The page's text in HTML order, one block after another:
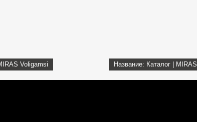
Voligamsi Название: Каталог | MIRAS